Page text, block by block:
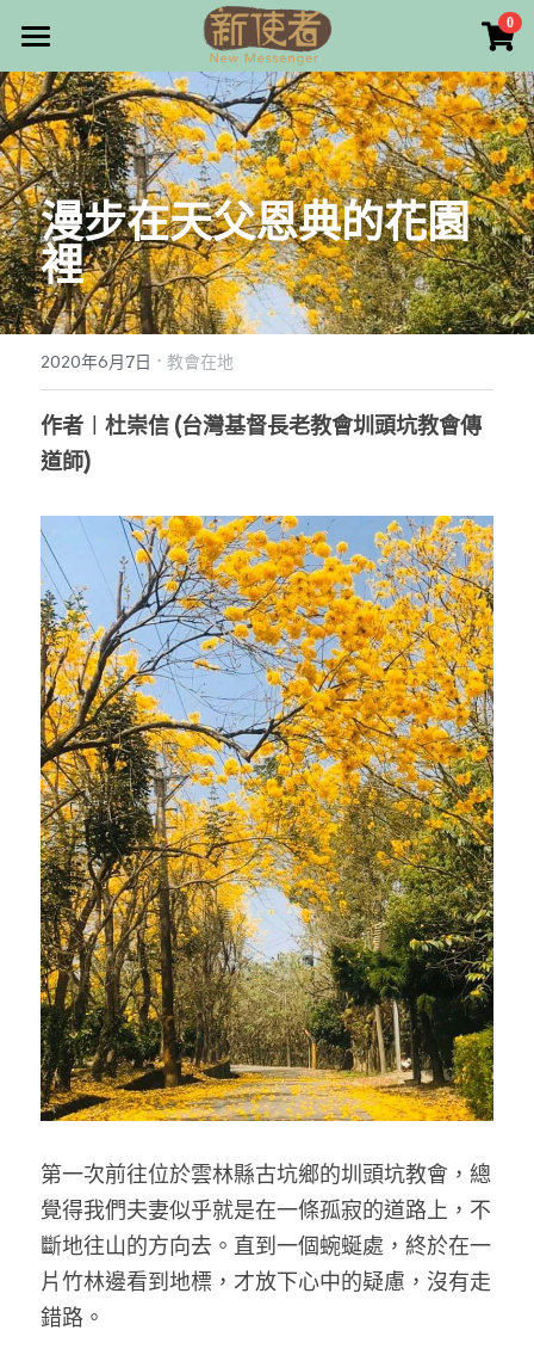
0
最新消息
關於我們
雜誌目錄
雜誌專欄
最新文章
編者的話
本期主題
大專世界
台灣教會人物檔案
乘著夢想去旅行
成長部落格
特稿
解惑之窗
母語葡萄園
神學淺說
信仰生活
好書櫥窗
厝邊頭尾
家書
畫話人生
寫寫畫畫
漫畫
訂購/奉獻/廣告刊登
好站連結
Facebook
搜索
奉獻支持
漫步在天父恩典的花園
裡
2020年6月7日 · 教會在地
作者︱杜崇信 (台灣基督長老教會圳頭坑教會傳
道師)
第一次前往位於雲林縣古坑鄉的圳頭坑教會，總
覺得我們夫妻似乎就是在一條孤寂的道路上，不
斷地往山的方向去。直到一個蜿蜒處，終於在一
片竹林邊看到地標，才放下心中的疑慮，沒有走
錯路。
×
商品分類
所有商品分類